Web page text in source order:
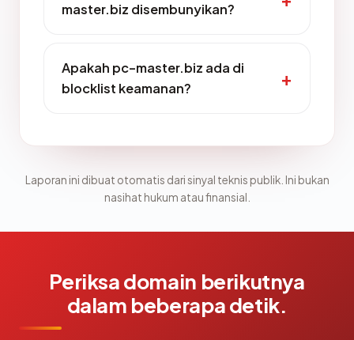
master.biz disembunyikan?
Apakah pc-master.biz ada di
blocklist keamanan?
Laporan ini dibuat otomatis dari sinyal teknis publik. Ini bukan
nasihat hukum atau finansial.
Periksa domain berikutnya
dalam beberapa detik.